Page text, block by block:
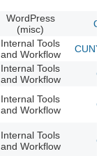
WordPress
(misc)
Internal Tools
and Workflow
CUNY
Internal Tools
and Workflow
Internal Tools
and Workflow
Internal Tools
and Workflow